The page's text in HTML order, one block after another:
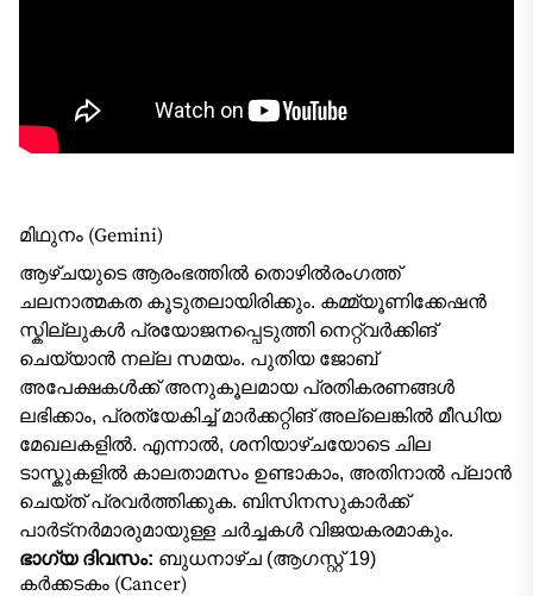
മിഥുനം (Gemini)
ആഴ്ചയുടെ ആരംഭത്തിൽ തൊഴിൽരംഗത്ത്
ചലനാത്മകത കൂടുതലായിരിക്കും. കമ്മ്യൂണിക്കേഷൻ
സ്കില്ലുകൾ പ്രയോജനപ്പെടുത്തി നെറ്റ്വർക്കിങ്
ചെയ്യാൻ നല്ല സമയം. പുതിയ ജോബ്
അപേക്ഷകൾക്ക് അനുകൂലമായ പ്രതികരണങ്ങൾ
ലഭിക്കാം, പ്രത്യേകിച്ച് മാർക്കറ്റിങ് അല്ലെങ്കിൽ മീഡിയ
മേഖലകളിൽ. എന്നാൽ, ശനിയാഴ്ചയോടെ ചില
ടാസ്കുകളിൽ കാലതാമസം ഉണ്ടാകാം, അതിനാൽ പ്ലാൻ
ചെയ്ത് പ്രവർത്തിക്കുക. ബിസിനസുകാർക്ക്
പാർട്നർമാരുമായുള്ള ചർച്ചകൾ വിജയകരമാകും.
ഭാഗ്യ ദിവസം: ബുധനാഴ്ച (ആഗസ്റ്റ് 19)
കർക്കടകം (Cancer)